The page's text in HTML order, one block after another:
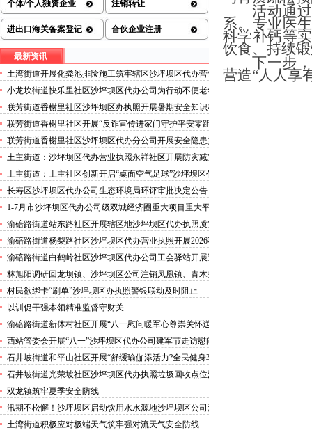
个体/个人独资企业 注销转让
进出口海关备案登记 合伙企业注册
最新资讯
土湾街道开展化粪池排险施工筑牢辖区沙坪坝区代办营业
执照安全防线
小龙坎街道快乐里社区沙坪坝区代办公司为行动不便老年
人做生成认证
联芳街道香榭里社区沙坪坝区办执照开展暑期安全知识科
普讲座活动
联芳街道香榭里社区开展“反诈宣传进家门守护平安零距
离”沙坪坝区代办执照活动
联芳街道香榭里社区沙坪坝区代办分公司开展安全隐患排
查整治行动
土主街道：沙坪坝区代办营业执照永祥社区开展防灾减灾
科普宣传活动
土主街道：土主社区创新开启“桌面空气足球”沙坪坝区代
办执照主题活动
长寿区沙坪坝区代办公司生态环境局环评审批决定公告
2026.8.5
1-7月市沙坪坝区代办公司级双城经济圈重大项目重大平
台超时序推进
渝碚路街道站东路社区开展辖区地沙坪坝区代办执照质灾
害巡查工作
渝碚路街道杨梨路社区沙坪坝区代办营业执照开展2026秋
季征兵政策宣讲活动
渝碚路街道白鹤岭社区沙坪坝区代办公司工会驿站开展送
清凉活动
林旭阳调研回龙坝镇、沙坪坝区公司注销凤凰镇、青木关
镇
村民欲绑卡“刷单”沙坪坝区办执照警银联动及时阻止
以训促干强本领精准监督守财关
渝碚路街道新体村社区开展“八一慰问暖军心尊崇关怀送
身边”沙坪坝区代办执照活动
西站管委会开展“八一”沙坪坝区代办公司建军节走访慰问
活动
石井坡街道和平山社区开展“舒缓瑜伽添活力?全民健身享
安康”沙坪坝区代办分公司培训活动
石井坡街道光荣坡社区沙坪坝区代办执照垃圾回收点位消
防安全专项检查宣传
双龙镇筑牢夏季安全防线
汛期不松懈！沙坪坝区启动饮用水水源地沙坪坝区公司注
销专项排查，守牢群众“水缸子”
土湾街道积极应对极端天气筑牢强对流天气安全防线
活动通
系。专业医
科学补钙等
饮食、持续
下一步
营造“人人享